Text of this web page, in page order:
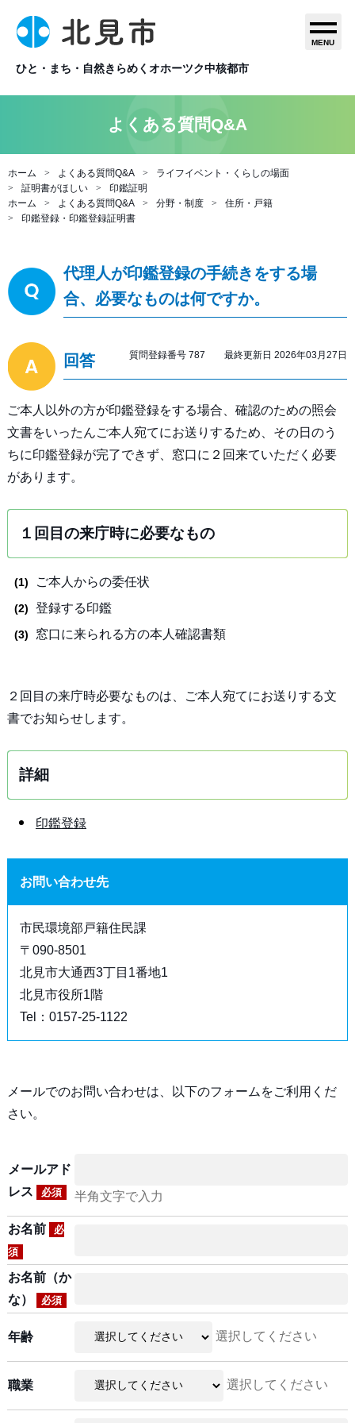
ひと・まち・自然きらめくオホーツク中核都市
MENU
よくある質問Q&A
ホーム よくある質問Q&A
ライフイベント・くらしの場面
証明書がほしい
印鑑証明
ホーム
よくある質問Q&A 分野・制度
住所・戸籍
印鑑登録・印鑑登録証明書
代理人が印鑑登録の手続きをする場
合、必要なものは何ですか。
回答 質問登録番号 787 最終更新日 2026年03月27日
ご本人以外の方が印鑑登録をする場合、確認のための照会
文書をいったんご本人宛てにお送りするため、その日のう
ちに印鑑登録が完了できず、窓口に２回来ていただく必要
があります。
１回目の来庁時に必要なもの
ご本人からの委任状
登録する印鑑
窓口に来られる方の本人確認書類
２回目の来庁時必要なものは、ご本人宛てにお送りする文
書でお知らせします。
詳細
印鑑登録
お問い合わせ先
市民環境部戸籍住民課
〒090-8501
北見市大通西3丁目1番地1
北見市役所1階
Tel：0157-25-1122
メールでのお問い合わせは、以下のフォームをご利用くだ
さい。
メールアド
レス
必須 半角文字で入力
お名前
必
須
お名前（か
な）
必須
年齢 選択してください
職業 選択してください